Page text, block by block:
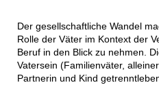
Der gesellschaftliche Wandel
Rolle der Väter im Kontext der
Beruf in den Blick zu nehmen.
Vatersein (Familienväter,
Partnerin und Kind